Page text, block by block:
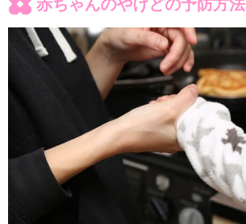
赤ちゃんのやけどの予防方法